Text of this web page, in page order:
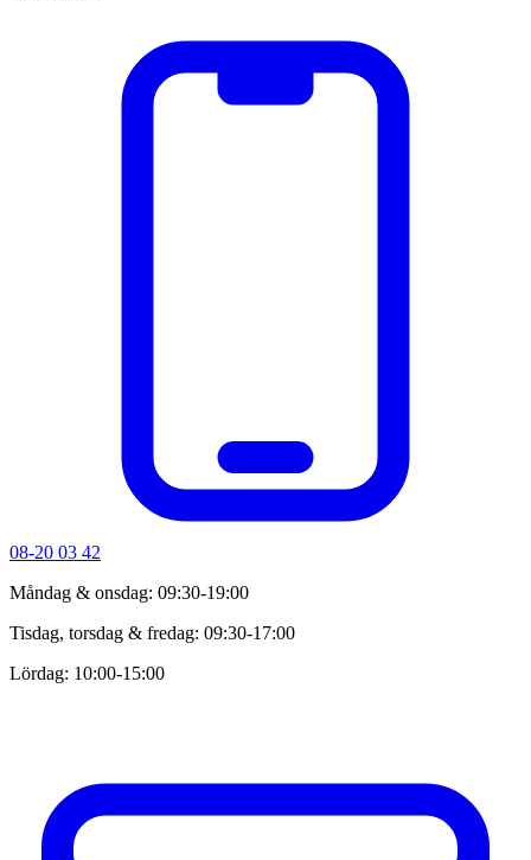
08-20 03 42
Måndag & onsdag: 09:30-19:00
Tisdag, torsdag & fredag: 09:30-17:00
Lördag: 10:00-15:00